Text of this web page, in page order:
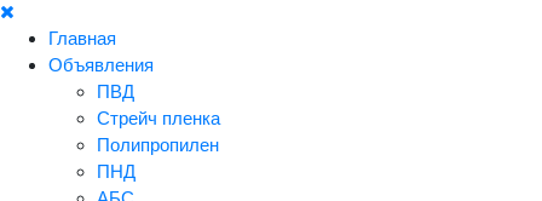
Главная
Объявления
ПВД
Стрейч пленка
Полипропилен
ПНД